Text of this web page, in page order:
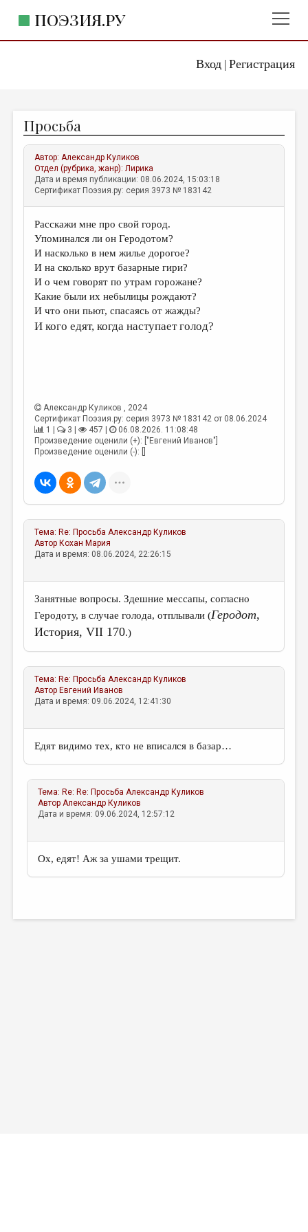
Вход| Регистрация
ПОЭЗИЯ.РУ
ЖАНРЫ
АВТОРЫ
КОММЕНТАРИИ
ЛИТСАЛОН
НОВОСТИ
ПРАВИЛА САЙТА
ОТДЕЛЫ И РУБРИКИ
ИЗБРАННОЕ
ДАЙДЖЕСТ
КОНКУРСЫ
ДЕТСКАЯ КОМНАТА
КНИЖНАЯ ПОЛКА
ОБЗОР ЛИТЕРАТУРЫ
СТРАНИЦЫ ПАМЯТИ
ОБЪЯВЛЕНИЯ
КОЛОНКА РЕДАКТОРА
ОТ РЕДАКЦИИ
МАЛАЯ ПРОЗА
ЛИТЕРАТУРОВЕДЕНИЕ
КУЛЬТУРОВЕДЕНИЕ
РЕЦЕНЗИРОВАНИЕ
ЦИКЛЫ ПУБЛИКАЦИЙ
ТРЕДИАКОВСКИЙ
МЕДИА
Просьба
Автор:Александр Куликов
Отдел (рубрика, жанр):Лирика
Дата и время публикации: 08.06.2024, 15:03:18
Сертификат Поэзия.ру: серия 3973 № 183142
Расскажи мне про свой город.
Упоминался ли он Геродотом?
И насколько в нем жилье дорогое?
И на сколько врут базарные гири?
И о чем говорят по утрам горожане?
Какие были их небылицы рождают?
И что они пьют, спасаясь от жажды?
И кого едят, когда наступает голод?
Александр Куликов , 2024
Сертификат Поэзия.ру: серия 3973 № 183142 от 08.06.2024
1 |
3 | 457 |
06.08.2026. 11:08:48
Произведение оценили (+): ["Евгений Иванов"]
Произведение оценили (-): []
Тема: Re: Просьба Александр Куликов
Автор Кохан Мария
Дата и время: 08.06.2024, 22:26:15
Занятные вопросы. Здешние мессапы, согласно
Геродоту, в случае голода, отплывали (Геродот,
История, VII 170.)
Тема: Re: Просьба Александр Куликов
Автор Евгений Иванов
Дата и время: 09.06.2024, 12:41:30
Едят видимо тех, кто не вписался в базар…
Тема: Re: Re: Просьба Александр Куликов
АвторАлександр Куликов
Дата и время: 09.06.2024, 12:57:12
Ох, едят! Аж за ушами трещит.